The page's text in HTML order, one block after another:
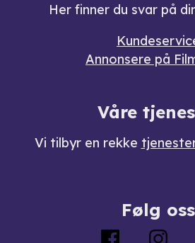
Her finner du svar på
Annonsere på
Våre
Vi tilbyr en rekke
Følg oss